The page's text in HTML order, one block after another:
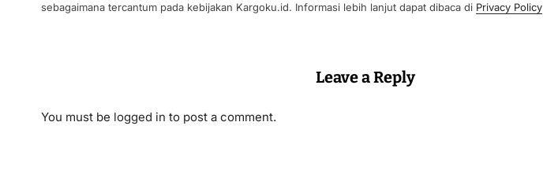
sebagaimana tercantum pada kebijakan Kargoku.id. Informasi lebih lanjut dapat dibaca di Privacy Policy
Leave a Reply
You must be logged in to post a comment.